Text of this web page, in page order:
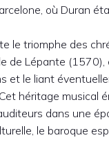
où Duran
le triomphe des
de Lépante
et le liant
héritage musical
dans une
le baroque